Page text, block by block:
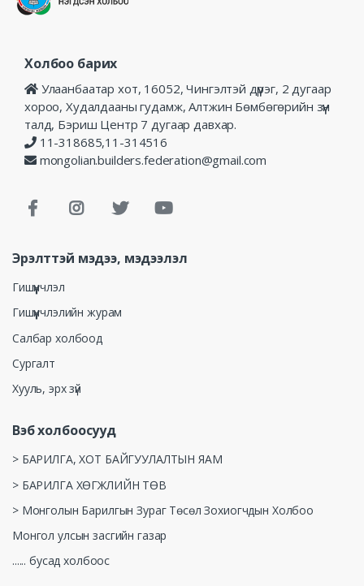
Холбоо барих
Улаанбаатар хот, 16052, Чингэлтэй дүүрэг, 2 дугаар
хороо, Худалдааны гудамж, Алтжин Бөмбөгөрийн зүүн
талд, Бэриш Центр 7 дугаар давхар.
11-318685,11-314516
mongolian.builders.federation@gmail.com
Эрэлттэй мэдээ, мэдээлэл
Гишүүнчлэл
Гишүүнчлэлийн журам
Салбар холбоод
Сургалт
Хууль, эрх зүй
Вэб холбоосууд
> БАРИЛГА, ХОТ БАЙГУУЛАЛТЫН ЯАМ
> БАРИЛГА ХӨГЖЛИЙН ТӨВ
> Монголын Барилгын Зураг Төсөл Зохиогчдын Холбоо
Монгол улсын засгийн газар
...... бусад холбоос